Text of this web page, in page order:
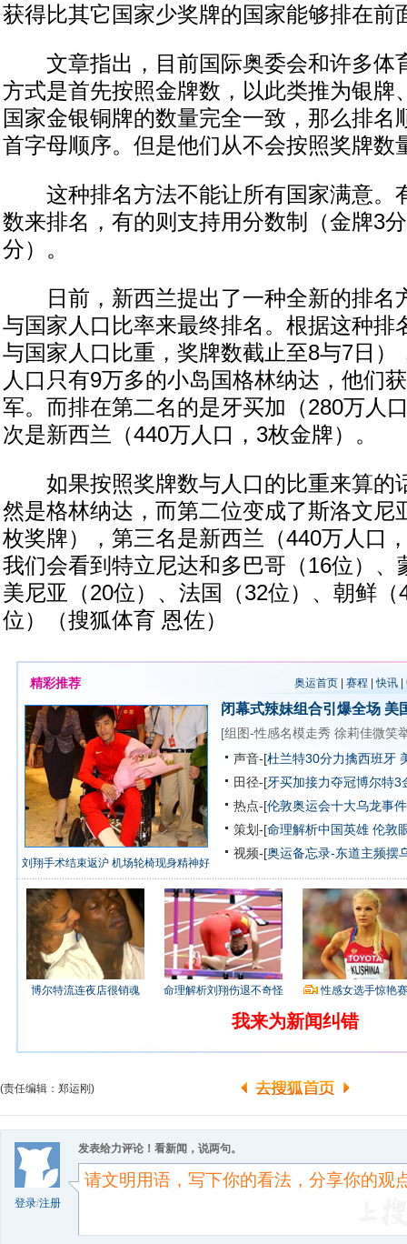
获得比其它国家少奖牌的国家能够排在前
文章指出，目前国际奥委会和许多体
方式是首先按照金牌数，以此类推为银牌
国家金银铜牌的数量完全一致，那么排名
首字母顺序。但是他们从不会按照奖牌数
这种排名方法不能让所有国家满意。
数来排名，有的则支持用分数制（金牌3
分）。
日前，新西兰提出了一种全新的排名
与国家人口比率来最终排名。根据这种排
与国家人口比重，奖牌数截止至8与7日）
人口只有9万多的小岛国格林纳达，他们
军。而排在第二名的是牙买加（280万人
次是新西兰（440万人口，3枚金牌）。
如果按照奖牌数与人口的比重来算的
然是格林纳达，而第二位变成了斯洛文尼
枚奖牌），第三名是新西兰（440万人口
我们会看到特立尼达和多巴哥（16位）、
美尼亚（20位）、法国（32位）、朝鲜（
位）（搜狐体育 恩佐）
精彩推荐 奥运首页| 赛程 |快讯|
刘翔手术结束返沪 机场轮椅现身精神好
闭幕式辣妹组合引爆全场 美
[组图-性感名模走秀 徐莉佳微笑
声音-[杜兰特30分力擒西班牙
田径-[牙买加接力夺冠博尔特3
热点-[伦敦奥运会十大乌龙事件
策划-[命理解析中国英雄 伦敦
视频-[奥运备忘录-东道主频摆
博尔特流连夜店很销魂 命理解析刘翔伤退不奇怪 性感女选手惊艳
我来为新闻纠错
(责任编辑：郑运刚)
登录/注册
发表给力评论！看新闻，说两句。